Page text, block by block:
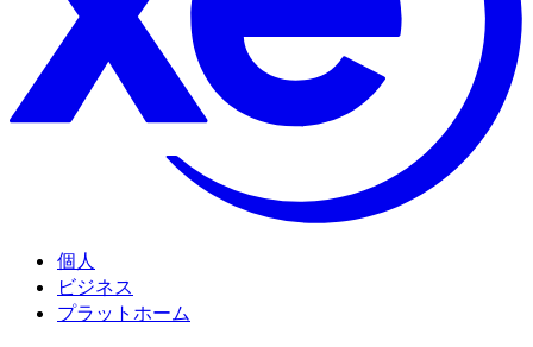
個人
ビジネス
プラットホーム